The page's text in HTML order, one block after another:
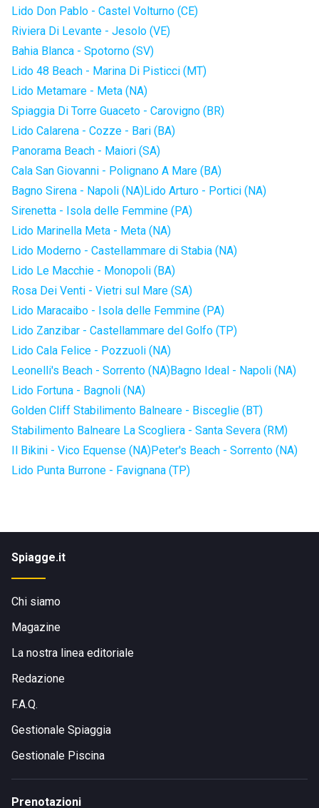
Lido Don Pablo - Castel Volturno (CE)
Riviera Di Levante - Jesolo (VE)
Bahia Blanca - Spotorno (SV)
Lido 48 Beach - Marina Di Pisticci (MT)
Lido Metamare - Meta (NA)
Spiaggia Di Torre Guaceto - Carovigno (BR)
Lido Calarena - Cozze - Bari (BA)
Panorama Beach - Maiori (SA)
Cala San Giovanni - Polignano A Mare (BA)
Bagno Sirena - Napoli (NA)Lido Arturo - Portici (NA)
Sirenetta - Isola delle Femmine (PA)
Lido Marinella Meta - Meta (NA)
Lido Moderno - Castellammare di Stabia (NA)
Lido Le Macchie - Monopoli (BA)
Rosa Dei Venti - Vietri sul Mare (SA)
Lido Maracaibo - Isola delle Femmine (PA)
Lido Zanzibar - Castellammare del Golfo (TP)
Lido Cala Felice - Pozzuoli (NA)
Leonelli's Beach - Sorrento (NA)Bagno Ideal - Napoli (NA)
Lido Fortuna - Bagnoli (NA)
Golden Cliff Stabilimento Balneare - Bisceglie (BT)
Stabilimento Balneare La Scogliera - Santa Severa (RM)
Il Bikini - Vico Equense (NA)Peter's Beach - Sorrento (NA)
Lido Punta Burrone - Favignana (TP)
Spiagge.it
Chi siamo
Magazine
La nostra linea editoriale
Redazione
F.A.Q.
Gestionale Spiaggia
Gestionale Piscina
Prenotazioni